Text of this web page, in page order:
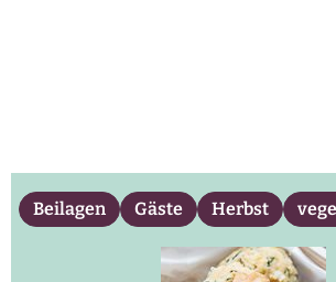
Beilagen Gäste Herbst